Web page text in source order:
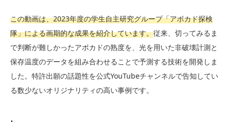
この動画は、2023年度の学生自主研究グループ「アボカド探検
隊」による画期的な成果を紹介しています。従来、切ってみるま
で判断が難しかったアボカドの熟度を、光を用いた非破壊計測と
保存温度のデータを組み合わせることで予測する技術を開発しま
した。特許出願の話題性を公式YouTubeチャンネルで告知してい
る数少ないオリジナリティの高い事例です。